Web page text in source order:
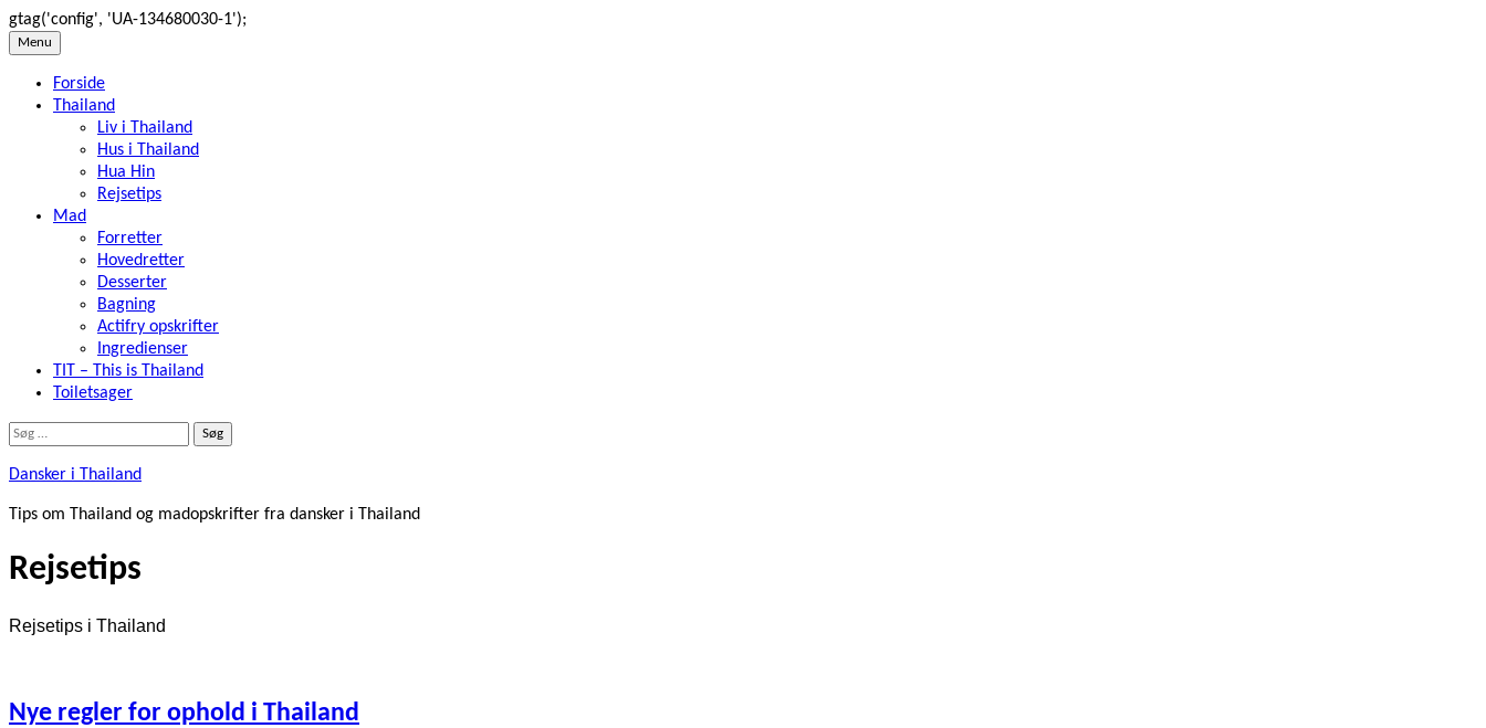
gtag('config', 'UA-134680030-1');
Skip
content
Menu
Forside
Thailand
Liv i Thailand
Hus i Thailand
Hua Hin
Rejsetips
Mad
Forretter
Hovedretter
Desserter
Bagning
Actifry opskrifter
Ingredienser
TIT – This is Thailand
Toiletsager
Søg
Dansker i Thailand
Tips om Thailand og madopskrifter fra dansker i Thailand
Rejsetips
Rejsetips i Thailand
Nye regler for ophold i Thailand